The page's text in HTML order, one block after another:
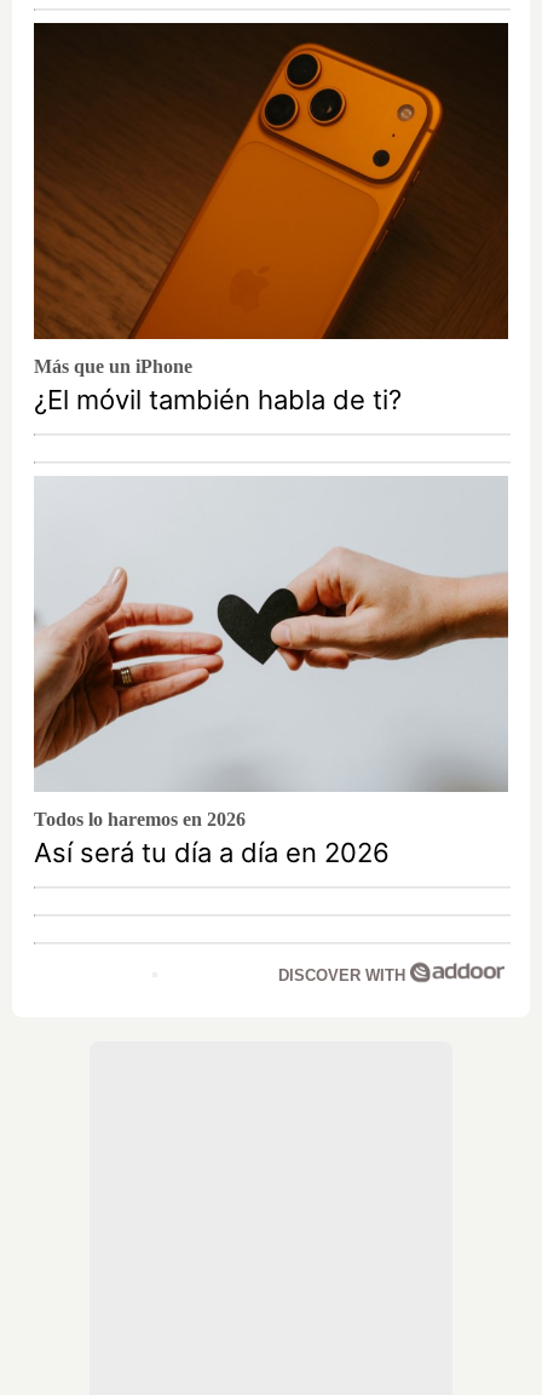
Más que un iPhone
¿El móvil también habla de ti?
Todos lo haremos en 2026
Así será tu día a día en 2026
DISCOVER WITH